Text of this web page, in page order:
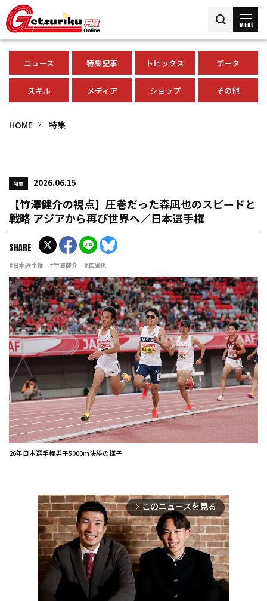
MENU
ニュース 特集記事 トピックス データ
スキル メディア ショップ その他
HOME 特集
特集 2026.06.15
【竹澤健介の視点】圧巻だった森凪也のスピードと
戦略 アジアから再び世界へ／日本選手権
#日本選手権 #竹澤健介 #森凪也
SHARE
26年日本選手権男子5000m決勝の様子
arrow_forward_ios このニュースを見る